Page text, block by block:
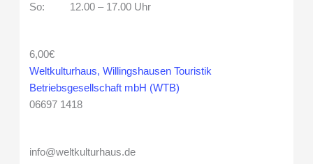
So: 12.00 – 17.00 Uhr
6,00€
Weltkulturhaus, Willingshausen Touristik
Betriebsgesellschaft mbH (WTB)
06697 1418
info@weltkulturhaus.de